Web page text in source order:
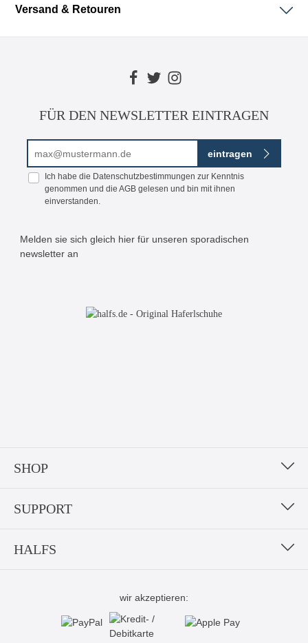
Versand & Retouren
FÜR DEN NEWSLETTER EINTRAGEN
eintragen
Ich habe die Datenschutzbestimmungen zur Kenntnis
genommen und die AGB gelesen und bin mit ihnen
einverstanden.
Melden sie sich gleich hier für unseren sporadischen
newsletter an
SHOP
SUPPORT
HALFS
wir akzeptieren: